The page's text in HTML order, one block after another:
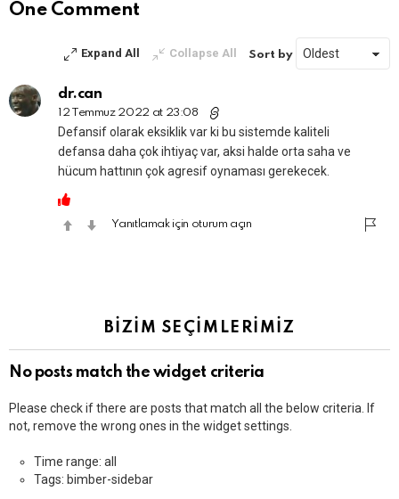
yazın
One Comment
Expand All Collapse All Sort by
dr.can
12 Temmuz 2022 at 23:08
Defansif olarak eksiklik var ki bu sistemde kaliteli
defansa daha çok ihtiyaç var, aksi halde orta saha ve
hücum hattının çok agresif oynaması gerekecek.
Yanıtlamak için oturum açın
BİZİM SEÇİMLERİMİZ
No posts match the widget criteria
Please check if there are posts that match all the below criteria. If
not, remove the wrong ones in the widget settings.
Time range: all
Tags: bimber-sidebar